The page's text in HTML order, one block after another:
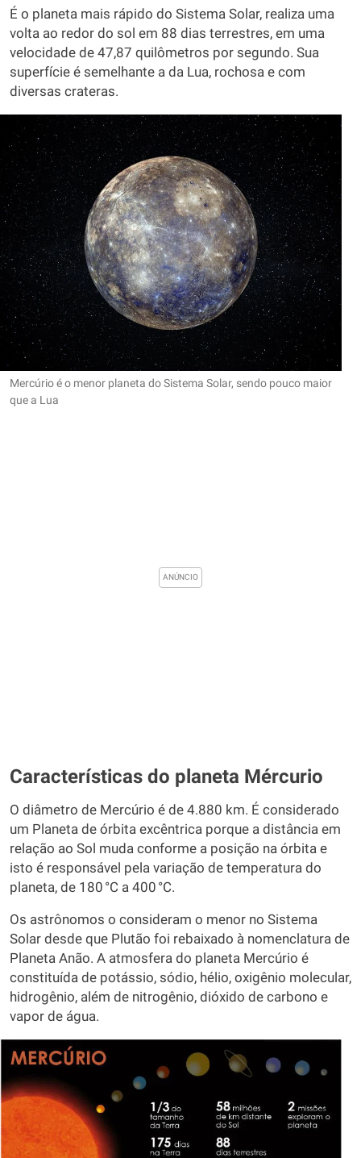
É o planeta mais rápido do Sistema Solar, realiza uma
volta ao redor do sol em 88 dias terrestres, em uma
velocidade de 47,87 quilômetros por segundo. Sua
superfície é semelhante a da Lua, rochosa e com
diversas crateras.
Mercúrio é o menor planeta do Sistema Solar, sendo pouco maior
que a Lua
Características do planeta Mércurio
O diâmetro de Mercúrio é de 4.880 km. É considerado
um Planeta de órbita excêntrica porque a distância em
relação ao Sol muda conforme a posição na órbita e
isto é responsável pela variação de temperatura do
planeta, de 180 °C a 400 °C.
Os astrônomos o consideram o menor no Sistema
Solar desde que Plutão foi rebaixado à nomenclatura de
Planeta Anão. A atmosfera do planeta Mercúrio é
constituída de potássio, sódio, hélio, oxigênio molecular,
hidrogênio, além de nitrogênio, dióxido de carbono e
vapor de água.